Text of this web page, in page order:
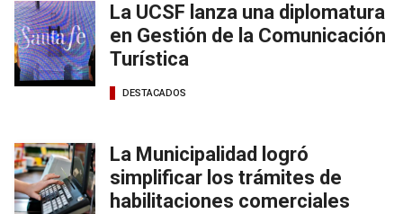
La UCSF lanza una diplomatura
en Gestión de la Comunicación
Turística
DESTACADOS
La Municipalidad logró
simplificar los trámites de
habilitaciones comerciales